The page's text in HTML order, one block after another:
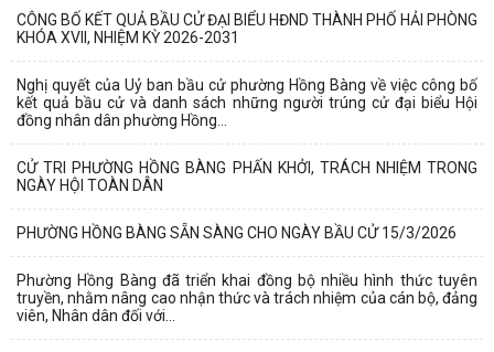
CÔNG BỐ KẾT QUẢ BẦU CỬ ĐẠI BIỂU HĐND THÀNH PHỐ HẢI PHÒNG
KHÓA XVII, NHIỆM KỲ 2026-2031
Nghị quyết của Uỷ ban bầu cử phường Hồng Bàng về việc công bố
kết quả bầu cử và danh sách những người trúng cử đại biểu Hội
đồng nhân dân phường Hồng...
CỬ TRI PHƯỜNG HỒNG BÀNG PHẤN KHỞI, TRÁCH NHIỆM TRONG
NGÀY HỘI TOÀN DÂN
PHƯỜNG HỒNG BÀNG SẴN SÀNG CHO NGÀY BẦU CỬ 15/3/2026
Phường Hồng Bàng đã triển khai đồng bộ nhiều hình thức tuyên
truyền, nhằm nâng cao nhận thức và trách nhiệm của cán bộ, đảng
viên, Nhân dân đối với...